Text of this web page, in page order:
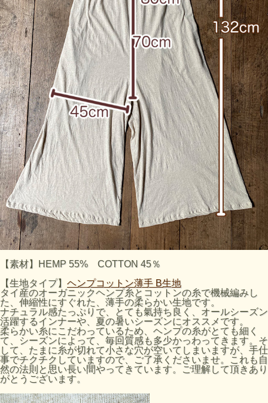
【素材】HEMP 55% COTTON 45％
【生地タイプ】 ヘンプコットン薄手 B生地
タイ産のオーガニックヘンプ糸とコットンの糸で機械編みし
た、伸縮性にすぐれた、薄手の柔らかい生地です。
ナチュラル感たっぷりで、とても氣持ち良く、オールシーズン
活躍するインナーや、夏の暑いシーズンにオススメです。
柔らかい糸にこだわっているため、ヘンプの糸がとても細く
て、シーズンによって、毎回質感も多少かっわってきます。そ
して、たまに糸が切れて小さな穴が空いてしまいますが、手仕
事でチクチクしていますので、ご了承くださいませ。これも自
然の法則と思い長い間やってきています。ご理解して頂きあり
がとうございます。